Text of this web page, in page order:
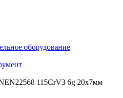
оборудование
115CrV3 6g 20х7мм